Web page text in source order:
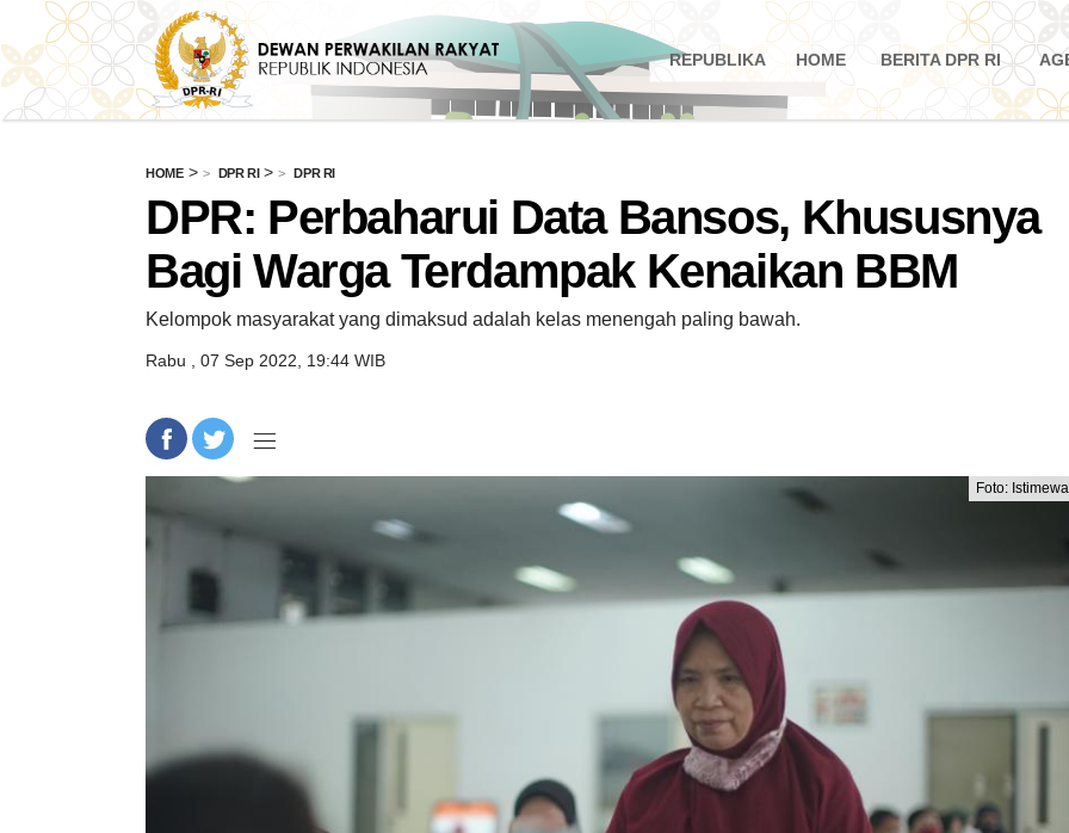
REPUBLIKA HOME BERITA DPR RI
HOME> DPR RI> DPR RI
DPR: Perbaharui Data Bansos, Khususnya
Bagi Warga Terdampak Kenaikan BBM
Kelompok masyarakat yang dimaksud adalah kelas menengah paling bawah.
Rabu , 07 Sep 2022, 19:44 WIB
Foto: Istimewa